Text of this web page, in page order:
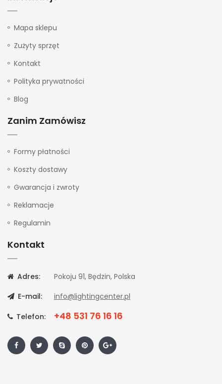
Mapa sklepu
Zużyty sprzęt
Kontakt
Polityka prywatności
Blog
Zanim Zamówisz
Formy płatności
Koszty dostawy
Gwarancja i zwroty
Reklamacje
Regulamin
Kontakt
Adres:
Pokoju 91, Będzin, Polska
E-mail:
info@lightingcenter.pl
Telefon: +48 531 76 16 16